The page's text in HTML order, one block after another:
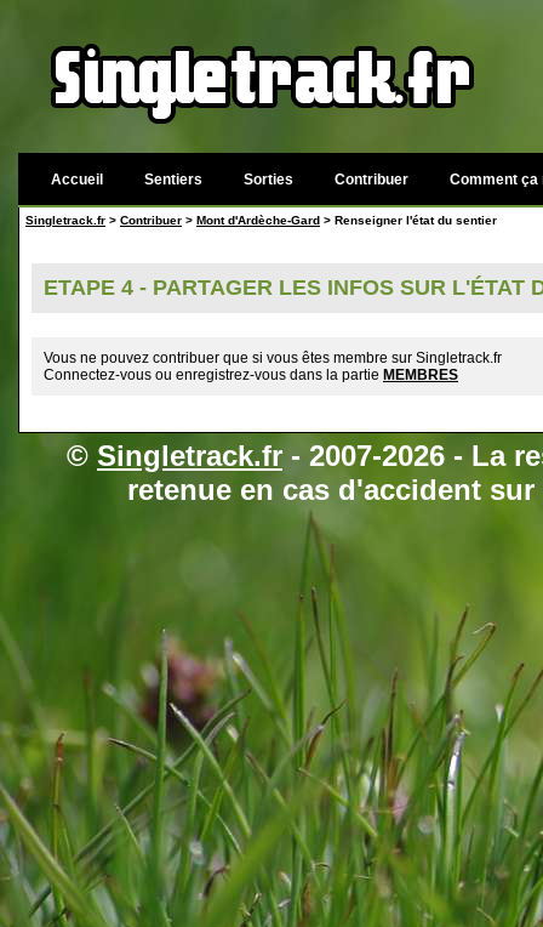
Accueil Sentiers Sorties Contribuer Comment ça
Singletrack.fr > Contribuer > Mont d'Ardèche-Gard > Renseigner l'état du sentier
ETAPE 4 - PARTAGER LES INFOS SUR L'ÉTAT
Vous ne pouvez contribuer que si vous êtes membre sur Singletrack.fr
Connectez-vous ou enregistrez-vous dans la partie MEMBRES
© Singletrack.fr - 2007-2026 - La
retenue en cas d'accident